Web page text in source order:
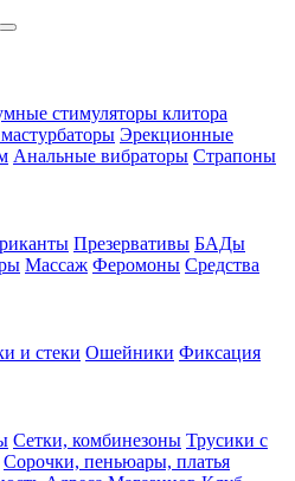
стимуляторы клитора
Эрекционные
Анальные вибраторы Страпоны
Презервативы БАДы
Массаж Феромоны Средства
и стеки Ошейники Фиксация
Сетки, комбинезоны Трусики с
Сорочки, пеньюары, платья